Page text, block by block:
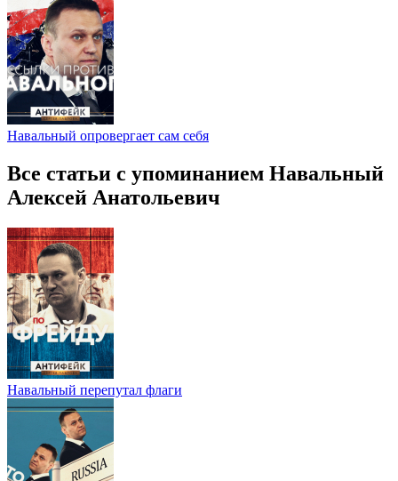
Навальный опровергает сам себя
Все статьи с упоминанием Навальный
Алексей Анатольевич
Навальный перепутал флаги